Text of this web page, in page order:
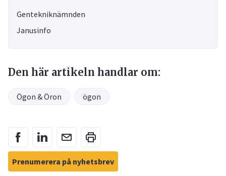
Gentekniknämnden
Janusinfo
Den här artikeln handlar om:
Ögon & Öron ögon
Prenumerera på nyhetsbrev